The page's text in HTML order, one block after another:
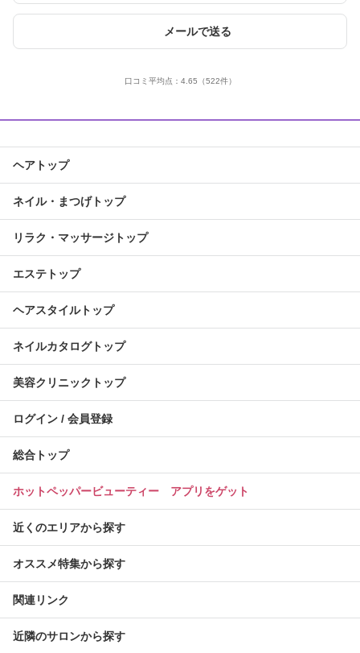
メールで送る
口コミ平均点： 4.65 （522件）
ヘアトップ
ネイル・まつげトップ
リラク・マッサージトップ
エステトップ
ヘアスタイルトップ
ネイルカタログトップ
美容クリニックトップ
ログイン / 会員登録
総合トップ
ホットペッパービューティー アプリをゲット
近くのエリアから探す
オススメ特集から探す
関連リンク
近隣のサロンから探す